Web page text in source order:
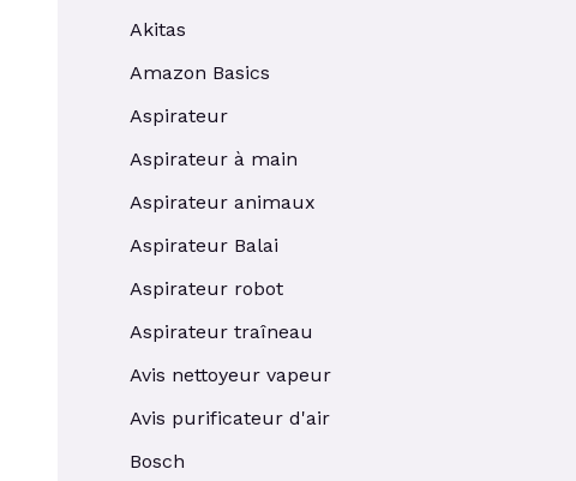
Akitas
Amazon Basics
Aspirateur
Aspirateur à main
Aspirateur animaux
Aspirateur Balai
Aspirateur robot
Aspirateur traîneau
Avis nettoyeur vapeur
Avis purificateur d'air
Bosch